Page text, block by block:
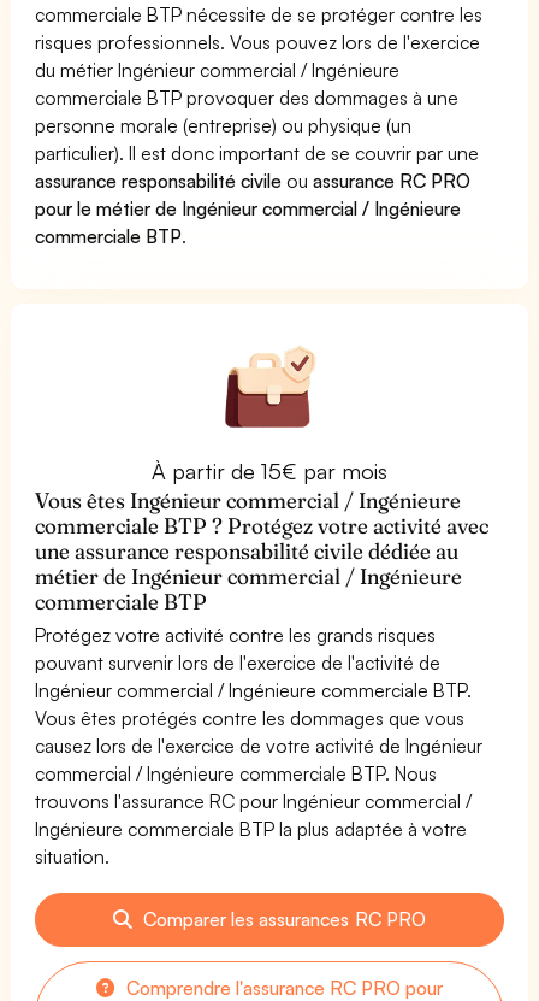
commerciale BTP nécessite de se protéger contre les
risques professionnels. Vous pouvez lors de l'exercice
du métier Ingénieur commercial / Ingénieure
commerciale BTP provoquer des dommages à une
personne morale (entreprise) ou physique (un
particulier). Il est donc important de se couvrir par une
assurance responsabilité civile ouassurance RC PRO
pour le métier de Ingénieur commercial / Ingénieure
commerciale BTP.
À partir de 15€ par mois
Vous êtes Ingénieur commercial / Ingénieure
commerciale BTP ? Protégez votre activité avec
une assurance responsabilité civile dédiée au
métier de Ingénieur commercial / Ingénieure
commerciale BTP
Protégez votre activité contre les grands risques
pouvant survenir lors de l'exercice de l'activité de
Ingénieur commercial / Ingénieure commerciale BTP.
Vous êtes protégés contre les dommages que vous
causez lors de l'exercice de votre activité de Ingénieur
commercial / Ingénieure commerciale BTP. Nous
trouvons l'assurance RC pour Ingénieur commercial /
Ingénieure commerciale BTP la plus adaptée à votre
situation.
Comparer les assurances RC PRO
Comprendre l'assurance RC PRO pour